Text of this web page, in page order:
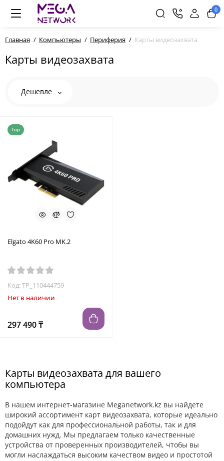
0
Главная Компьютеры Периферия Карты видеозахвата
Карты видеозахвата
Дешевле
Top
Elgato 4K60 Pro MK.2
Код: TP_110444759
Нет в наличии
297 490 ₸
Карты видеозахвата для вашего
компьютера
В нашем интернет-магазине Meganetwork.kz вы найдете
широкий ассортимент карт видеозахвата, которые идеально
подойдут как для профессиональной работы, так и для
домашних нужд. Мы предлагаем только качественные
устройства от проверенных производителей, чтобы вы
могли наслаждаться высоким качеством видео и простотой